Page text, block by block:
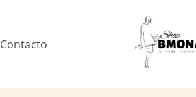
Contacto